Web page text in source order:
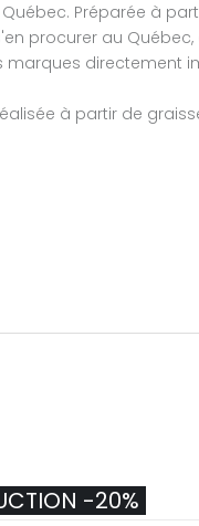
Préparée à
procurer au Québec,
marques directement
à partir de
-20%